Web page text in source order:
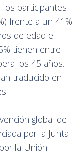
los participantes
frente a un 41%
de edad el
tienen entre
los 45 años.
traducido en
global de
por la Junta
la Unión